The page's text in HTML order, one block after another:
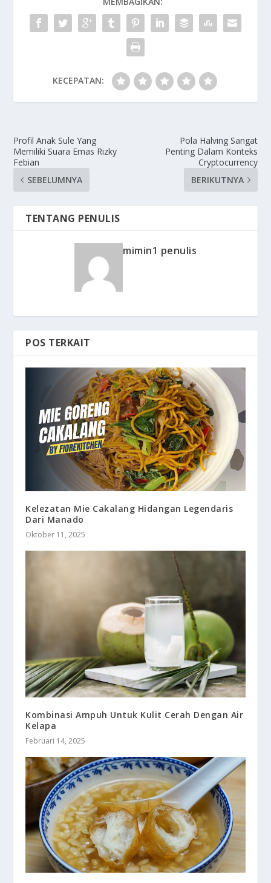
KECEPATAN:
Profil Anak Sule Yang
Memiliki Suara Emas Rizky
Febian
SEBELUMNYA
Pola Halving Sangat
Penting Dalam Konteks
Cryptocurrency
BERIKUTNYA
TENTANG PENULIS
mimin1 penulis
POS TERKAIT
Kelezatan Mie Cakalang Hidangan Legendaris
Dari Manado
Oktober 11, 2025
Kombinasi Ampuh Untuk Kulit Cerah Dengan Air
Kelapa
Februari 14, 2025